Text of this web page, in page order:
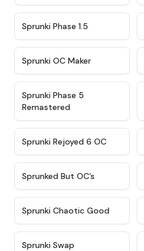
Sprunki Phase 1.5
Sprunki OC Maker
Sprunki Phase 5
Remastered
★ 4.4
Sprunki Rejoyed 6 OC
Sprunked But OC’s
★ 4.7
Sprunki Chaotic Good
Sprunki Swap